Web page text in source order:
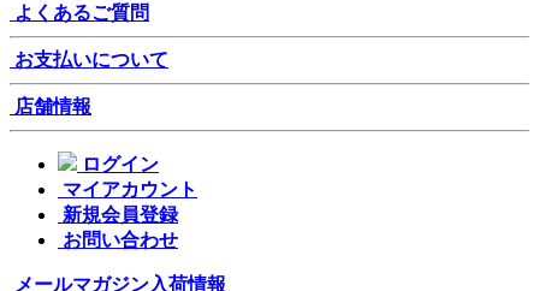
よくあるご質問
お支払いについて
店舗情報
ログイン
マイアカウント
新規会員登録
お問い合わせ
メールマガジン入荷情報